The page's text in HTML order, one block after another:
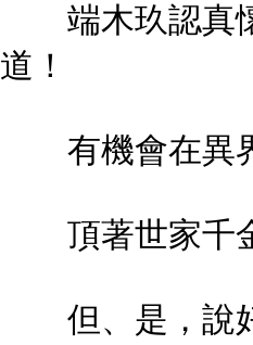
端木玖認真懷
道！
有機會在異
頂著世家千
但、是，說好